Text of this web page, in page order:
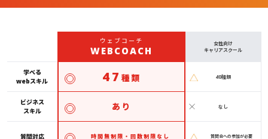
ウェブコーチ
WEBCOACH
女性向け
キャリアスクール
学べる
webスキル
47 種類 40種類
ビジネス
スキル
あり なし
質問対応 時間無制限・回数制限なし 質問会への参加が必要